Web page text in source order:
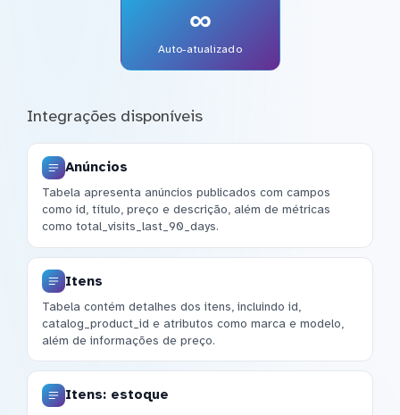
∞
Auto-atualizado
Integrações disponíveis
Anúncios
Tabela apresenta anúncios publicados com campos
como id, título, preço e descrição, além de métricas
como total_visits_last_90_days.
Itens
Tabela contém detalhes dos itens, incluindo id,
catalog_product_id e atributos como marca e modelo,
além de informações de preço.
Itens: estoque